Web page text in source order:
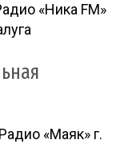
«Ника FM»
«Маяк» г.